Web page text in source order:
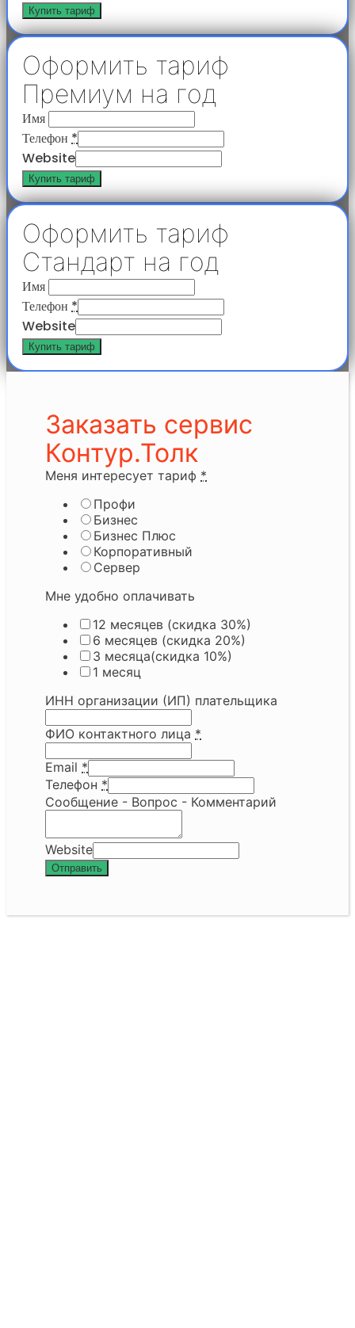
Купить тариф
Оформить тариф
Премиум на год
Имя
Телефон *
Website
Купить тариф
Оформить тариф
Стандарт на год
Имя
Телефон *
Website
Купить тариф
Заказать сервис
Контур.Толк
Меня интересует тариф *
Профи
Бизнес
Бизнес Плюс
Корпоративный
Сервер
Мне удобно оплачивать
12 месяцев (скидка 30%)
6 месяцев (скидка 20%)
3 месяца(скидка 10%)
1 месяц
ИНН организации (ИП) плательщика
ФИО контактного лица *
Email *
Телефон *
Сообщение - Вопрос - Комментарий
Website
Отправить